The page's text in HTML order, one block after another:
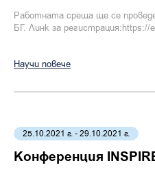
Работната среща ще се
БГ. Линк за регистрация:https://
Научи повече
25.10.2021 г. - 29.10.2021 г.
Конференция